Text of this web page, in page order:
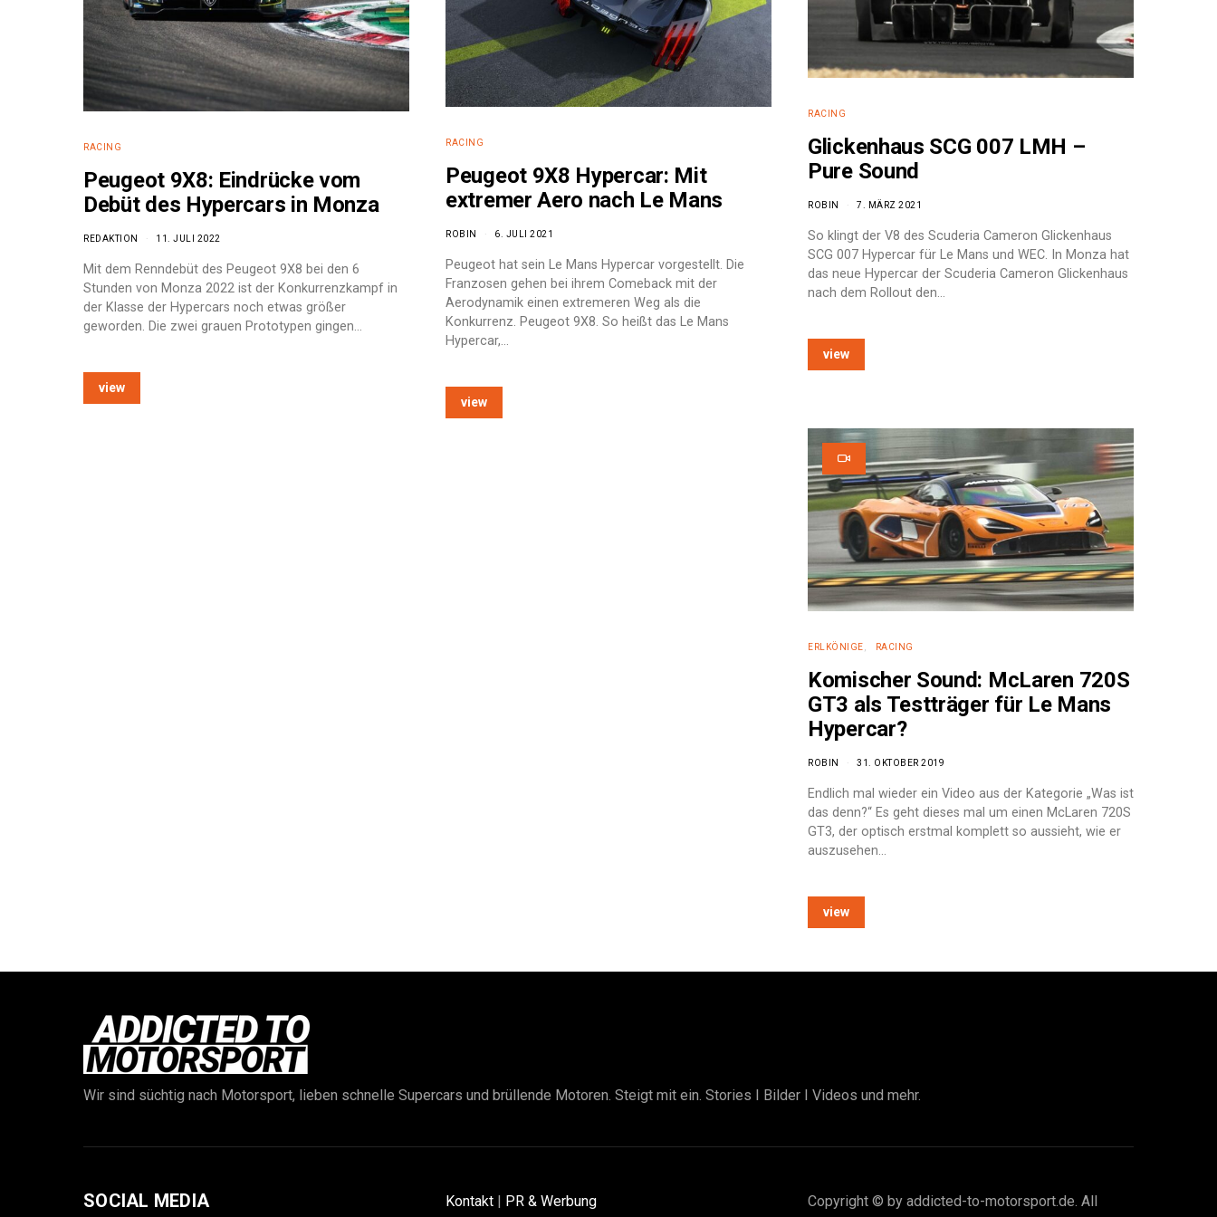
RACING
Peugeot 9X8: Eindrücke vom
Debüt des Hypercars in Monza
REDAKTION 11. JULI 2022
Mit dem Renndebüt des Peugeot 9X8 bei den 6
Stunden von Monza 2022 ist der Konkurrenzkampf in
der Klasse der Hypercars noch etwas größer
geworden. Die zwei grauen Prototypen gingen…
view
RACING
Peugeot 9X8 Hypercar: Mit
extremer Aero nach Le Mans
ROBIN 6. JULI 2021
Peugeot hat sein Le Mans Hypercar vorgestellt. Die
Franzosen gehen bei ihrem Comeback mit der
Aerodynamik einen extremeren Weg als die
Konkurrenz. Peugeot 9X8. So heißt das Le Mans
Hypercar,…
view
RACING
Glickenhaus SCG 007 LMH –
Pure Sound
ROBIN 7. MÄRZ 2021
So klingt der V8 des Scuderia Cameron Glickenhaus
SCG 007 Hypercar für Le Mans und WEC. In Monza hat
das neue Hypercar der Scuderia Cameron Glickenhaus
nach dem Rollout den…
view
ERLKÖNIGE RACING
Komischer Sound: McLaren 720S
GT3 als Testträger für Le Mans
Hypercar?
ROBIN 31. OKTOBER 2019
Endlich mal wieder ein Video aus der Kategorie „Was ist
das denn?“ Es geht dieses mal um einen McLaren 720S
GT3, der optisch erstmal komplett so aussieht, wie er
auszusehen…
view
Wir sind süchtig nach Motorsport, lieben schnelle Supercars und brüllende Motoren. Steigt mit ein. Stories I Bilder I Videos und mehr.
SOCIAL MEDIA Kontakt | PR & Werbung
Copyright © by addicted-to-motorsport.de. All